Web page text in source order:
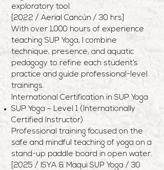
exploratory tool.
[2022 / Aerial Cancún / 30 hrs]
With over 1,000 hours of experience
teaching SUP Yoga, I combine
technique, presence, and aquatic
pedagogy to refine each student’s
practice and guide professional-level
trainings.
International Certification in SUP Yoga
SUP Yoga – Level 1 (Internationally
Certified Instructor)
Professional training focused on the
safe and mindful teaching of yoga on a
stand-up paddle board in open water.
[2025 / ISYA & Maqui SUP Yoga / 30